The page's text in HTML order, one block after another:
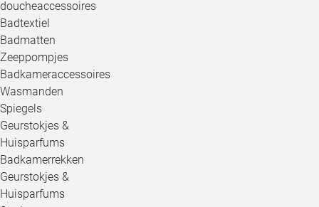
doucheaccessoires
Badtextiel
Badmatten
Zeeppompjes
Badkameraccessoires
Wasmanden
Spiegels
Geurstokjes &
Huisparfums
Badkamerrekken
Geurstokjes &
Huisparfums